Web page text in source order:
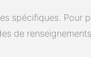
spécifiques. Pour
de